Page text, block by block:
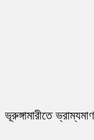
ভূরুঙ্গামারীতে